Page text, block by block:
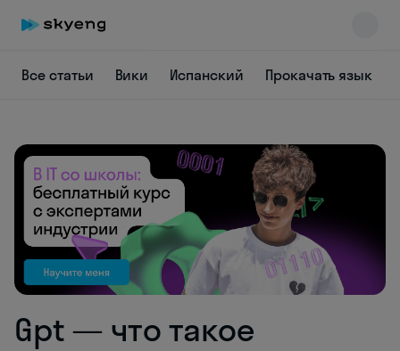
Все статьи Вики Испанский Прокачать язык
Gpt — что такое
Skyeng Chat
online